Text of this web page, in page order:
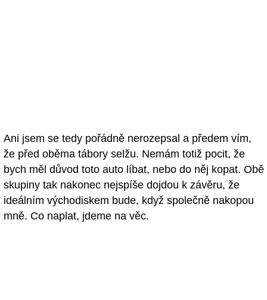
Ani jsem se tedy pořádně nerozepsal a předem vím,
že před oběma tábory selžu. Nemám totiž pocit, že
bych měl důvod toto auto líbat, nebo do něj kopat. Obě
skupiny tak nakonec nejspíše dojdou k závěru, že
ideálním východiskem bude, když společně nakopou
mně. Co naplat, jdeme na věc.